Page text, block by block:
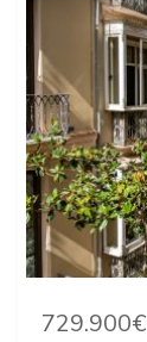
729.900€